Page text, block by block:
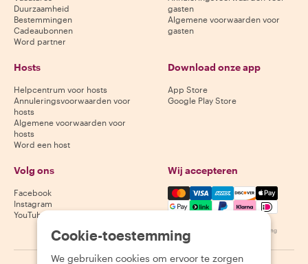
Duurzaamheid
Bestemmingen
Cadeaubonnen
Word partner
gasten
Algemene voorwaarden voor
gasten
Hosts
Helpcentrum voor hosts
Annuleringsvoorwaarden voor
hosts
Algemene voorwaarden voor
hosts
Word een host
Download onze app
App Store
Google Play Store
Volg ons
Facebook
Instagram
YouTube
Wij accepteren
Mastercard, Visa, Amex,
Beschikbaarheid varieert per bestemming
Cookie-toestemming
We gebruiken cookies om ervoor te zorgen